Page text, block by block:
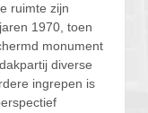
ruimte zijn
1970, toen
monument
diverse
ingrepen is